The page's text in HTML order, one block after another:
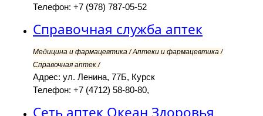
Телефон: +7 (978) 787-05-52
Справочная служба аптек
Медицина и фармацевтика / Аптеки и фармацевтика /
Справочная аптек /
Адрес: ул. Ленина, 77Б, Курск
Телефон: +7 (4712) 58-80-80,
Сеть аптек Океан Здоровья,